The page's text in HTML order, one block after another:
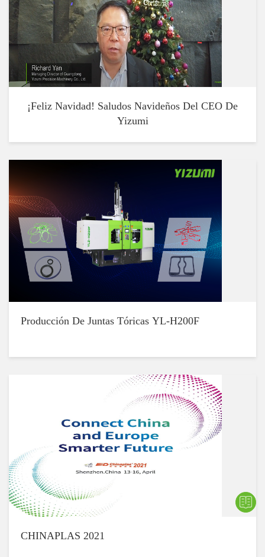
¡Feliz Navidad! Saludos Navideños Del CEO De
Yizumi
Producción De Juntas Tóricas YL-H200F
CHINAPLAS 2021